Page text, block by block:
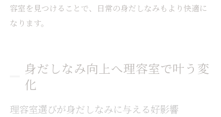
容室を見つけることで、日常の身だしなみもより快適に
なります。
身だしなみ向上へ理容室で叶う変
化
理容室選びが身だしなみに与える好影響